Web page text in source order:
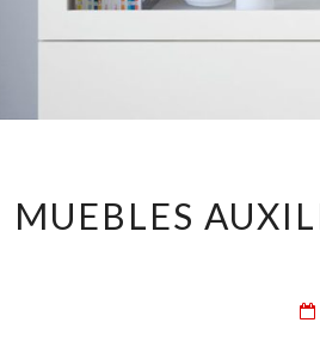
MUEBLES